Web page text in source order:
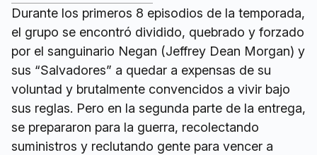
Durante los primeros 8 episodios de la temporada,
el grupo se encontró dividido, quebrado y forzado
por el sanguinario Negan (Jeffrey Dean Morgan) y
sus “Salvadores” a quedar a expensas de su
voluntad y brutalmente convencidos a vivir bajo
sus reglas. Pero en la segunda parte de la entrega,
se prepararon para la guerra, recolectando
suministros y reclutando gente para vencer a